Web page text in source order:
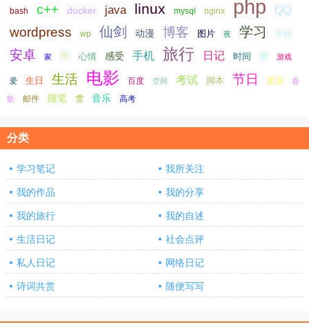
bash c++ docker java linux mysql nginx php QQ
wordpress wp 仙剑 动漫 博客 图片 夜 学习 学校
安卓 家 年 心情 感受 手机 旅行 日记 时间 梦 游戏
爱 生日 生活 电影 百度 空间 考试 脚本 节日 英语 谷
歌 邮件 随笔 雪 音乐 高考
分类
学习笔记 我所关注
我的作品 我的分享
我的旅行 我的自述
生活日记 社会点评
私人日记 网络日记
诗词共赏 随便写写